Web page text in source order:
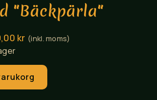
"Bäckpärla"
kr.
kr Det
priset
är:
199,00 kr.
(inkl. moms)